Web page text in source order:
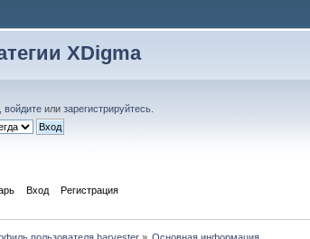
XDigma
войдите илизарегистрируйтесь
Вход Регистрация